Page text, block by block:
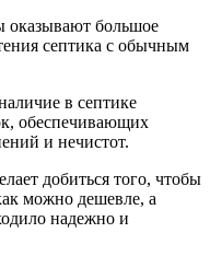
оказывают большое
септика с обычным
в септике
обеспечивающих
и нечистот.
добиться того, чтобы
можно дешевле, а
надежно и